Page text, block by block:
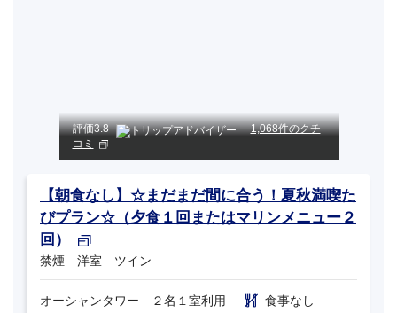
評価3.8
1,068件のクチ
コミ
【朝食なし】☆まだまだ間に合う！夏秋満喫た
びプラン☆（夕食１回またはマリンメニュー２
回）
禁煙 洋室 ツイン
オーシャンタワー ２名１室利用
食事なし